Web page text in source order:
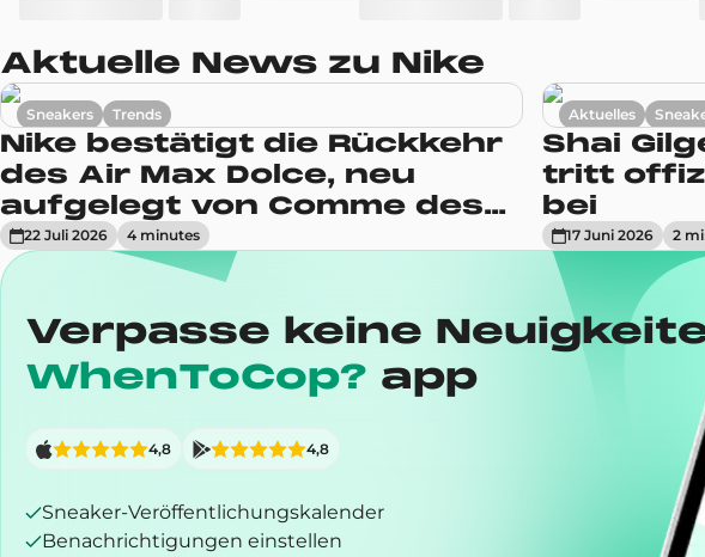
Aktuelle News zu Nike
Sneakers Trends
Nike bestätigt die Rückkehr
des Air Max Dolce, neu
aufgelegt von Comme des
Garçons
22 Juli 2026 4 minutes
Aktuelles
Shai
tritt
bei
17 Juni 2026 2
Verpasse keine
WhenToCop? app
Sneaker-Veröffentlichungskalender
Benachrichtigungen einstellen
4,8 4,8